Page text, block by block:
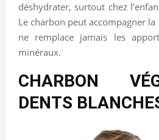
déshydrater, surtout chez
Le charbon peut accompagner
ne remplace jamais les
minéraux.
CHARBON
DENTS